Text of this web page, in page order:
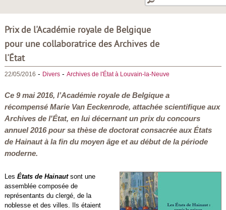
Prix de l'Académie royale de Belgique
pour une collaboratrice des Archives de
l'État
22/05/2016 - Divers- Archives de l'État à Louvain-la-Neuve
Ce 9 mai 2016, l’Académie royale de Belgique a
récompensé Marie Van Eeckenrode, attachée scientifique aux
Archives de l'État, en lui décernant un prix du concours
annuel 2016 pour sa thèse de doctorat consacrée auxÉtats
de Hainautà la fin du moyen âge et au début de la période
moderne.
Les États de Hainautsont une
assemblée composée de
représentants du clergé, de la
noblesse et des villes. Ils étaient